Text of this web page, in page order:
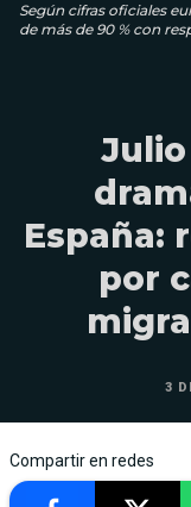
Según cifras oficiales
de más de 90 % con
España:
por
3
Compartir en redes